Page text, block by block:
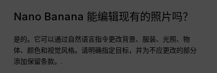
Nano Banana 能编辑现有的照片吗？
是的。它可以通过自然语言指令更改背景、服装、光照、物
体、颜色和视觉风格。请明确指定目标，并为不应更改的部分
添加保留条款。.